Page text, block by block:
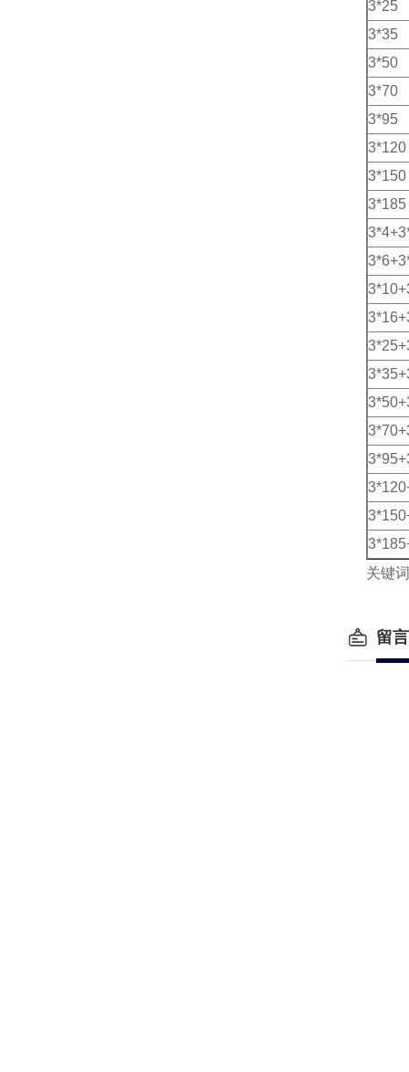
3*25
3*35
3*50
3*70
3*95
3*120
3*150
3*185
关键
留